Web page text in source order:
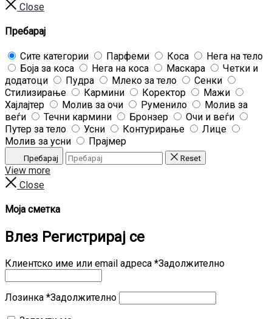
Close
Пребарај
Сите категории Парфеми Коса
Нега на тело
Боја за коса
Нега на коса Маскара
Четки и
додатоци
Пудра Млеко за тело
Сенки
Стилизирање
Кармини Коректор
Мажи
Хајлајтер
Молив за очи Руменило
Молив за
веѓи
Течни кармини Бронзер
Очи и веѓи
Путер за тело
Усни Контурирање
Лице
Молив за усни
Прајмер
Пребарај Reset
View more
Close
Моја сметка
Влез Регистрирај се
Клиентско име или email адреса *Задолжително
Лозинка *Задолжително